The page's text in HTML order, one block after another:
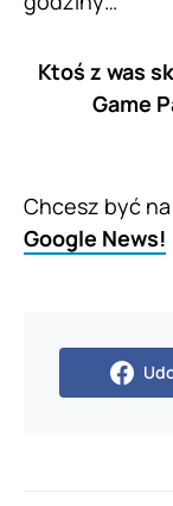
Ktoś z was
Game
Chcesz być
Google News!